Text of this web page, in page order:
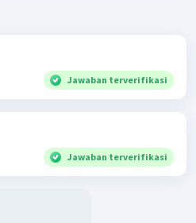
Jawaban terverifikasi
Jawaban terverifikasi